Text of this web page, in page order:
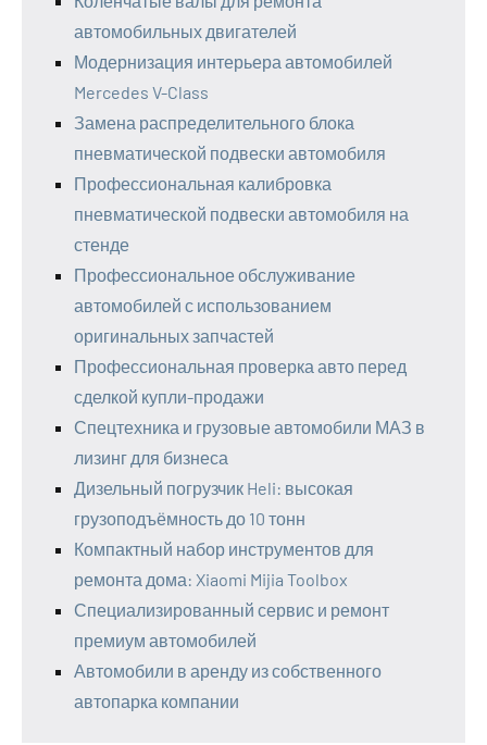
автомобильных двигателей
Модернизация интерьера автомобилей
Mercedes V-Class
Замена распределительного блока
пневматической подвески автомобиля
Профессиональная калибровка
пневматической подвески автомобиля на
стенде
Профессиональное обслуживание
автомобилей с использованием
оригинальных запчастей
Профессиональная проверка авто перед
сделкой купли-продажи
Спецтехника и грузовые автомобили МАЗ в
лизинг для бизнеса
Дизельный погрузчик Heli: высокая
грузоподъёмность до 10 тонн
Компактный набор инструментов для
ремонта дома: Xiaomi Mijia Toolbox
Специализированный сервис и ремонт
премиум автомобилей
Автомобили в аренду из собственного
автопарка компании